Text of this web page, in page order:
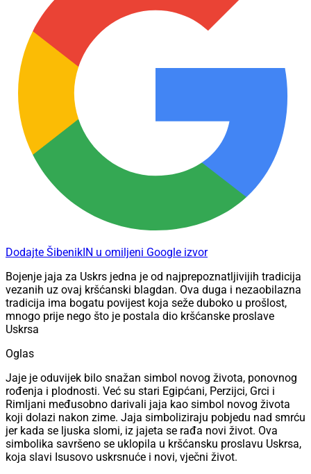
Dodajte ŠibenikIN u omiljeni Google izvor
Bojenje jaja za Uskrs jedna je od najprepoznatljivijih tradicija
vezanih uz ovaj kršćanski blagdan. Ova duga i nezaobilazna
tradicija ima bogatu povijest koja seže duboko u prošlost,
mnogo prije nego što je postala dio kršćanske proslave
Uskrsa
Oglas
Jaje je oduvijek bilo snažan simbol novog života, ponovnog
rođenja i plodnosti. Već su stari Egipćani, Perzijci, Grci i
Rimljani međusobno darivali jaja kao simbol novog života
koji dolazi nakon zime. Jaja simboliziraju pobjedu nad smrću
jer kada se ljuska slomi, iz jajeta se rađa novi život. Ova
simbolika savršeno se uklopila u kršćansku proslavu Uskrsa,
koja slavi Isusovo uskrsnuće i novi, vječni život.